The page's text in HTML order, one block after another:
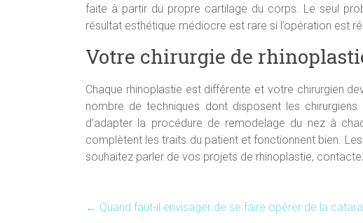
faite à partir du propre cartilage du corps. Le seul
résultat esthétique médiocre est rare si l’opération est
Votre chirurgie de
Chaque rhinoplastie est différente et votre chirurgien
nombre de techniques dont disposent les
d’adapter la procédure de remodelage du nez à
complètent les traits du patient et fonctionnent bien.
souhaitez parler de vos projets de rhinoplastie,
← Quand faut-il envisager de se faire opérer de la